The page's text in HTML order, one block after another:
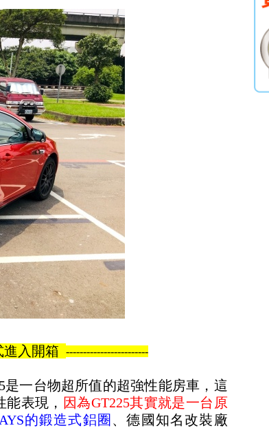
進入開箱 ------------------------
一台物超所值的超強性能房車，這
表現， 因為GT225其實就是一台原
的鍛造式鋁圈 、德國知名改裝廠